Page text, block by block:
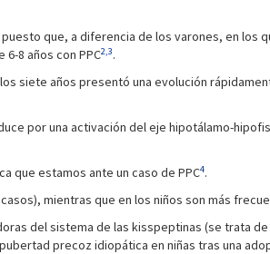
que, a diferencia de los varones, en los
8 años con PPC2,3.
siete años presentó una evolución
por una activación del eje hipotálamo-
que estamos ante un caso de PPC4.
mientras que en los niños son más
del sistema de las kisspeptinas (se trata
precoz idiopática en niñas tras una